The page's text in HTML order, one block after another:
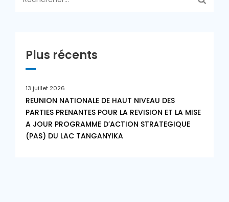
Plus récents
13 juillet 2026
REUNION NATIONALE DE HAUT NIVEAU DES
PARTIES PRENANTES POUR LA REVISION ET LA MISE
A JOUR PROGRAMME D’ACTION STRATEGIQUE
(PAS) DU LAC TANGANYIKA